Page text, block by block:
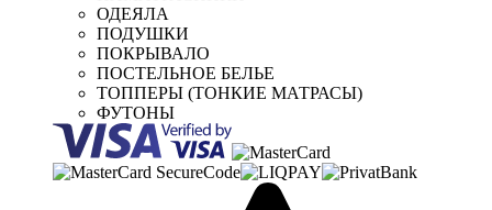
ОДЕЯЛА
ПОДУШКИ
ПОКРЫВАЛО
ПОСТЕЛЬНОЕ БЕЛЬЕ
ТОППЕРЫ (ТОНКИЕ МАТРАСЫ)
ФУТОНЫ